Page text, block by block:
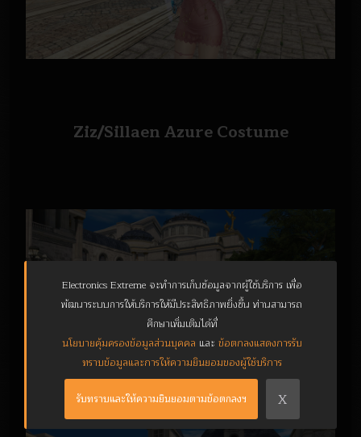
Ziz/Sillaen Azure Costume
Electronics Extreme จะทำการเก็บข้อมูลจากผู้ใช้บริการ เพื่อ
พัฒนาระบบการให้บริการให้มีประสิทธิภาพยิ่งขึ้น ท่านสามารถ
ศึกษาเพิ่มเติมได้ที่
นโยบายคุ้มครองข้อมูลส่วนบุคคล และ ข้อตกลงแสดงการรับ
ทราบข้อมูลและการให้ความยินยอมของผู้ใช้บริการ
รับทราบและให้ความยินยอมตามข้อตกลงฯ X